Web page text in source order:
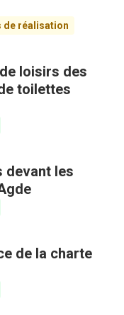
de réalisation
loisirs des
toilettes
devant les
de la charte